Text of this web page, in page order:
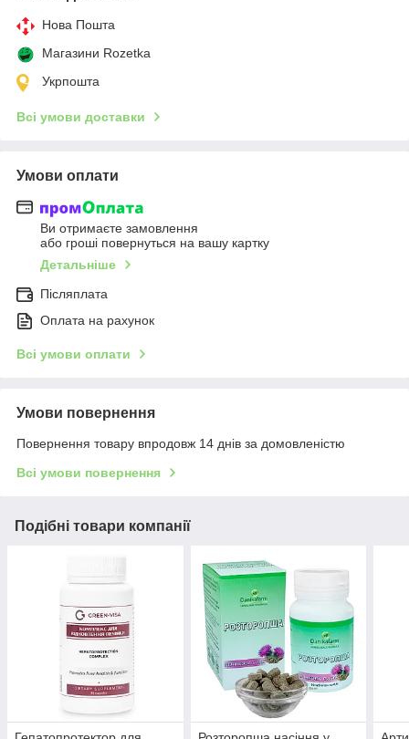
Нова Пошта
Магазини Rozetka
Укрпошта
Всі умови доставки
Умови оплати
Ви отримаєте замовлення
або гроші повернуться на вашу картку
Детальніше
Післяплата
Оплата на рахунок
Всі умови оплати
Умови повернення
Повернення товару впродовж 14 днів за домовленістю
Всі умови повернення
Подібні товари компанії